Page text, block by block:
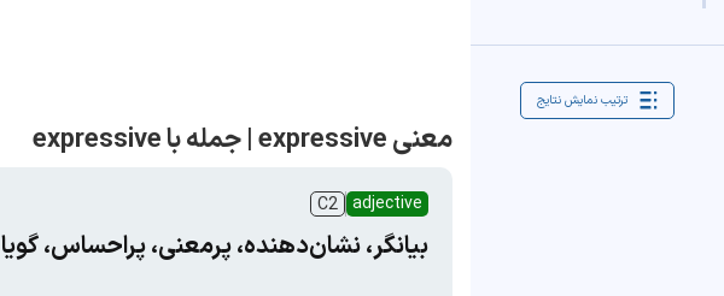
ترتیب نمایش نتایج
معنی expressive | جمله با expressive
adjective
C2
بیانگر، نشان‌دهنده، پرمعنی، پراحساس، گویا